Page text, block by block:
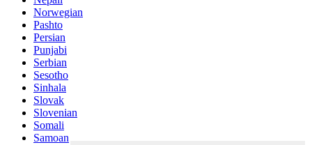
Norwegian
Pashto
Persian
Punjabi
Serbian
Sesotho
Sinhala
Slovak
Slovenian
Somali
Samoan